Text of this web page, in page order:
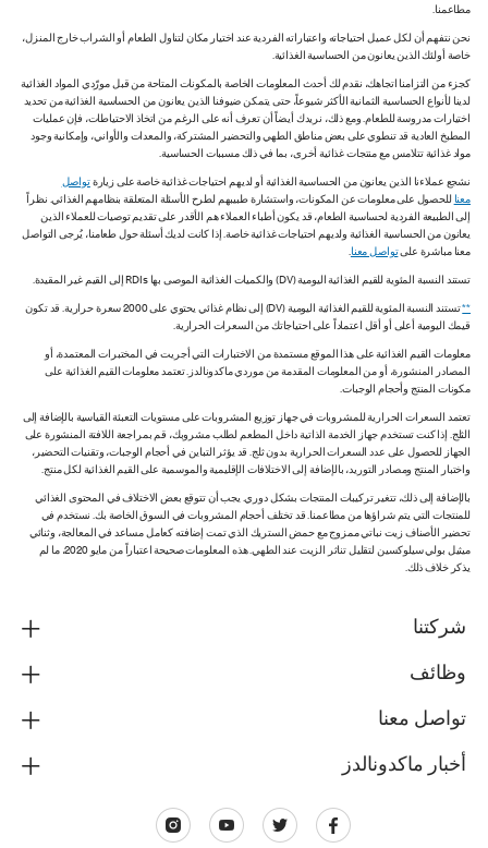
مطاعمنا.
نحن نتفهم أن لكل عميل احتياجاته واعتباراته الفردية عند اختيار مكان لتناول الطعام أو الشراب خارج المنزل،
خاصة أولئك الذين يعانون من الحساسية الغذائية.
كجزء من التزامنا اتجاهك، نقدم لك أحدث المعلومات الخاصة بالمكونات المتاحة من قبل مورّدي المواد الغذائية
لدينا لأنواع الحساسية الثمانية الأكثر شيوعاً، حتى يتمكن ضيوفنا الذين يعانون من الحساسية الغذائية من تحديد
اختيارات مدروسة للطعام. ومع ذلك، نريدك أيضاً أن تعرف أنه على الرغم من اتخاذ الاحتياطات، فإن عمليات
المطبخ العادية قد تنطوي على بعض مناطق الطهي والتحضير المشتركة، والمعدات والأواني، وإمكانية وجود
مواد غذائية تتلامس مع منتجات غذائية أخرى، بما في ذلك مسببات الحساسية.
نشجع عملاءنا الذين يعانون من الحساسية الغذائية أو لديهم احتياجات غذائية خاصة على زيارةتواصل
معنا للحصول على معلومات عن المكونات، واستشارة طبيبهم لطرح الأسئلة المتعلقة بنظامهم الغذائي. نظراً
إلى الطبيعة الفردية لحساسية الطعام، قد يكون أطباء العملاء هم الأقدر على تقديم توصيات للعملاء الذين
يعانون من الحساسية الغذائية ولديهم احتياجات غذائية خاصة. إذا كانت لديك أسئلة حول طعامنا، يُرجى التواصل
معنا مباشرة علىتواصل معنا.
تستند النسبة المئوية للقيم الغذائية اليومية (DV) والكميات الغذائية الموصى بها RDIs إلى القيم غير المقيدة.
**
تستند النسبة المئوية للقيم الغذائية اليومية (DV) إلى نظام غذائي يحتوي على 2000 سعرة حرارية. قد تكون
قيمك اليومية أعلى أو أقل اعتماداً على احتياجاتك من السعرات الحرارية.
معلومات القيم الغذائية على هذا الموقع مستمدة من الاختبارات التي أجريت في المختبرات المعتمدة، أو
المصادر المنشورة، أو من المعلومات المقدمة من موردي ماكدونالدز. تعتمد معلومات القيم الغذائية على
مكونات المنتج وأحجام الوجبات.
تعتمد السعرات الحرارية للمشروبات في جهاز توزيع المشروبات على مستويات التعبئة القياسية بالإضافة إلى
الثلج. إذا كنت تستخدم جهاز الخدمة الذاتية داخل المطعم لطلب مشروبك، قم بمراجعة اللافتة المنشورة على
الجهاز للحصول على عدد السعرات الحرارية بدون ثلج. قد يؤثر التباين في أحجام الوجبات، وتقنيات التحضير،
واختبار المنتج ومصادر التوريد، بالإضافة إلى الاختلافات الإقليمية والموسمية على القيم الغذائية لكل منتج.
بالإضافة إلى ذلك، تتغير تركيبات المنتجات بشكل دوري. يجب أن تتوقع بعض الاختلاف في المحتوى الغذائي
للمنتجات التي يتم شراؤها من مطاعمنا. قد تختلف أحجام المشروبات في السوق الخاصة بك. نستخدم في
تحضير الأصناف زيت نباتي ممزوج مع حمض الستريك الذي تمت إضافته كعامل مساعد في المعالجة، وثنائي
ميثيل بولي سيلوكسين لتقليل تناثر الزيت عند الطهي. هذه المعلومات صحيحة اعتباراً من مايو 2020، ما لم
يذكر خلاف ذلك.
شركتنا
وظائف
تواصل معنا
أخبار ماكدونالدز